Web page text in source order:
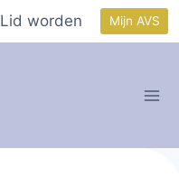
Lid worden Mijn AVS